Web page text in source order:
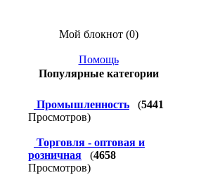
Мой блокнот (0)
Помощь
Популярные категории
Промышленность (5441
Просмотров)
Торговля - оптовая и
розничная
(4658
Просмотров)